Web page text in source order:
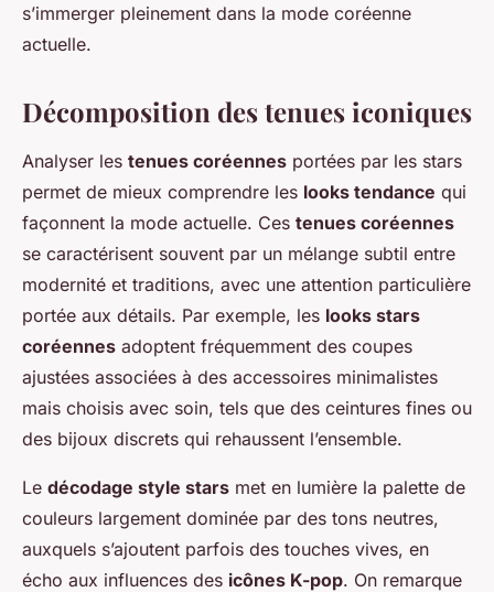
s’immerger pleinement dans la mode coréenne
actuelle.
Décomposition des tenues iconiques
Analyser les tenues coréennes portées par les stars
permet de mieux comprendre les looks tendance qui
façonnent la mode actuelle. Ces tenues coréennes
se caractérisent souvent par un mélange subtil entre
modernité et traditions, avec une attention particulière
portée aux détails. Par exemple, les looks stars
coréennes adoptent fréquemment des coupes
ajustées associées à des accessoires minimalistes
mais choisis avec soin, tels que des ceintures fines ou
des bijoux discrets qui rehaussent l’ensemble.
Le décodage style stars met en lumière la palette de
couleurs largement dominée par des tons neutres,
auxquels s’ajoutent parfois des touches vives, en
écho aux influences des icônes K-pop. On remarque